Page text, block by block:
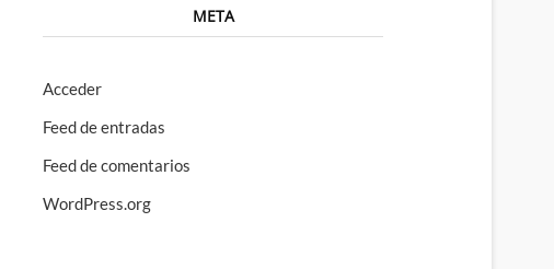
META
Acceder
Feed de entradas
Feed de comentarios
WordPress.org